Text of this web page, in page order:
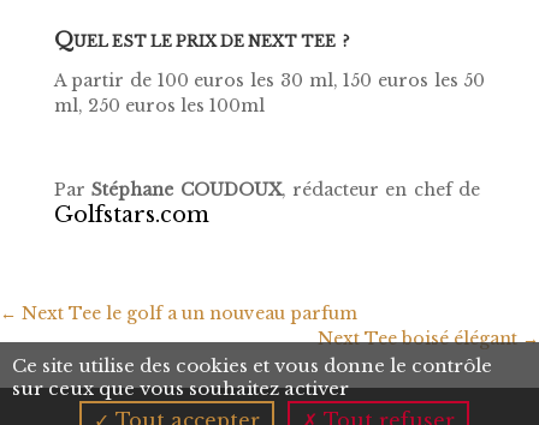
QUEL EST LE PRIX DE NEXT TEE ?
A partir de 100 euros les 30 ml, 150 euros les 50
ml, 250 euros les 100ml
ParStéphane COUDOUX, rédacteur en chef de
Golfstars.com
← Next Tee le golf a un nouveau parfum
Next Tee boisé élégant→
Ce site utilise des cookies et vous donne le contrôle
sur ceux que vous souhaitez activer
Tout accepter Tout refuser